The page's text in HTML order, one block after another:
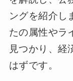
ングを紹介し
たの属性やラ
見つかり、経
はずです。